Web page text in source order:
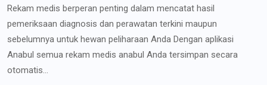
Rekam medis berperan penting dalam mencatat hasil
pemeriksaan diagnosis dan perawatan terkini maupun
sebelumnya untuk hewan peliharaan Anda Dengan aplikasi
Anabul semua rekam medis anabul Anda tersimpan secara
otomatis...